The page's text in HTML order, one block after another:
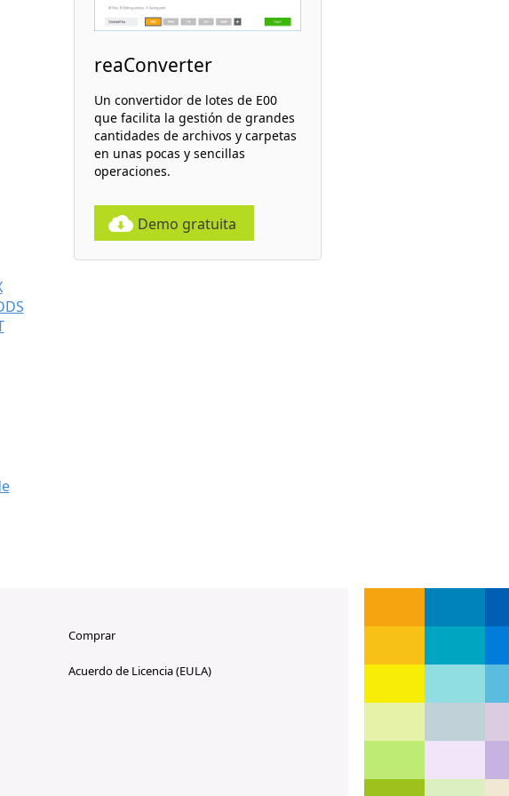
reaConverter
Un convertidor de lotes de E00
que facilita la gestión de grandes
cantidades de archivos y carpetas
en unas pocas y sencillas
operaciones.
Demo gratuita
Comprar
Acuerdo de Licencia (EULA)